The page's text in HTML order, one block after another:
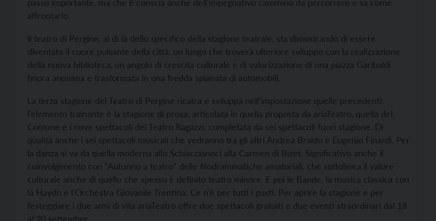
passo importante, ma che è conscia anche dell'impegnativo cammino da percorrere e sa come
affrontarlo.
Il teatro di Pergine, al di là dello specifico della stagione teatrale, sta dimostrando di essere
diventato il cuore pulsante della città, un luogo che troverà ulteriore sviluppo con la realizzazione
della nuova biblioteca, un angolo di crescita culturale e di valorizzazione di una piazza Garibaldi
finora anonima e trasformata in una fredda spianata di automobili.
La terza stagione del Teatro di Pergine ricalca e sviluppa nell’impostazione quelle precedenti:
l’elemento trainante è la stagione di prosa, articolata in quella proposta da ariaTeatro, quella del
Comune e i nove spettacoli del Teatro Ragazzi, completata da sei spettacoli fuori stagione. Di
qualità anche i sei spettacoli musicali che vedranno tra gli altri Andrea Braido e Eugenio Finardi. Per
la danza si va da quella moderna allo Schiaccianoci alla Carmen di Bizet. Significativo anche il
coinvolgimento con “Autunno a teatro” delle filodrammatiche amatoriali, che sottolinea il valore
culturale anche di quello che spesso è definito teatro minore. E poi le Bande, la musica classica con
la Haydn e l’Orchestra Giovanile Trentina. Ce n’è per tutti i gusti. Per aprire la stagione e per
festeggiare i due anni di vita ariaTeatro offre due spettacoli gratuiti e due eventi straordinari dal 18
al 20 settembre.